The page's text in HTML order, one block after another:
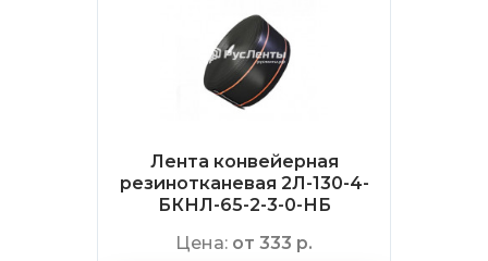
Лента конвейерная
резинотканевая 2Л-130-4-
БКНЛ-65-2-3-0-НБ
Цена: от 333 р.